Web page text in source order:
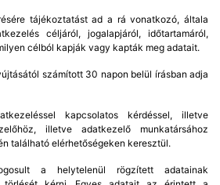
tájékoztatást ad a rá vonatkozó, általa
céljáról, jogalapjáról, időtartamáról,
célból kapják vagy kapták meg adatait.
számított 30 napon belül írásban adja
kapcsolatos kérdéssel, illetve
illetve adatkezelő munkatársához
található elérhetőségeken keresztül.
a helytelenül rögzített adatainak